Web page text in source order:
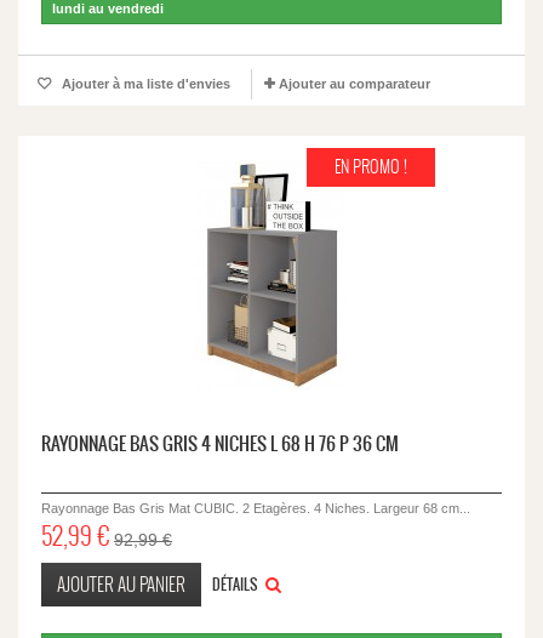
lundi au vendredi
Ajouter à ma liste d'envies Ajouter au comparateur
EN PROMO !
RAYONNAGE BAS GRIS 4 NICHES L 68 H 76 P 36 CM
Rayonnage Bas Gris Mat CUBIC. 2 Etagères. 4 Niches. Largeur 68 cm...
52,99 € 92,99 €
AJOUTER AU PANIER DÉTAILS